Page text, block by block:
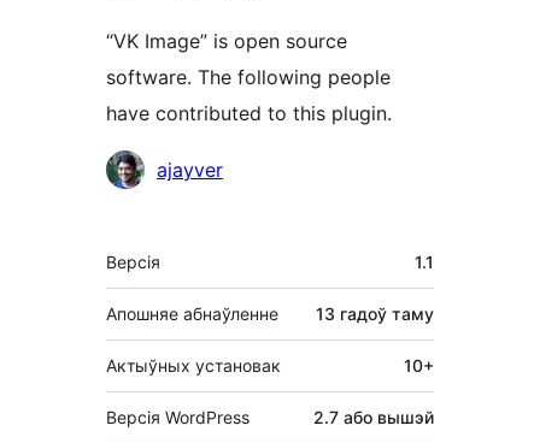
“VK Image” is open source
software. The following people
have contributed to this plugin.
Удзельнікі
ajayver
Мета
Версія 1.1
Апошняе абнаўленне 13 гадоў таму
Актыўных установак 10+
Версія WordPress 2.7 або вышэй